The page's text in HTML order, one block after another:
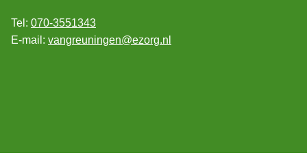
Tel: 070-3551343
E-mail: vangreuningen@ezorg.nl